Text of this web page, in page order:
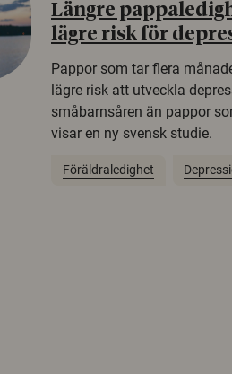
Längre
lägre risk för
Pappor som tar flera
lägre risk att utveckla
småbarnsåren än pappor
visar en ny svensk studie.
Föräldraledighet